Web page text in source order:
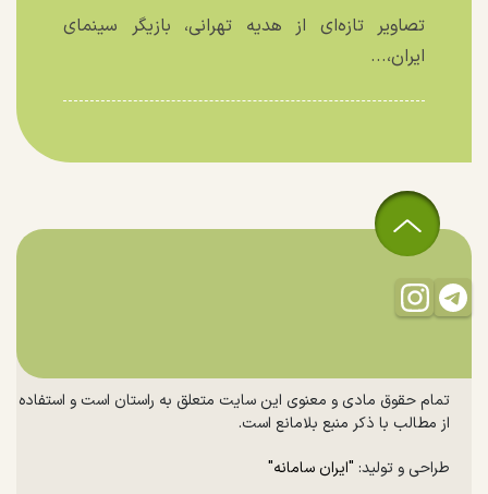
تصاویر تازه‌ای از هدیه تهرانی، بازیگر سینمای
ایران،...
تمام حقوق مادی و معنوی این سایت متعلق به راستان است و استفاده
از مطالب با ذکر منبع بلامانع است.
طراحی و تولید: "ایران سامانه"